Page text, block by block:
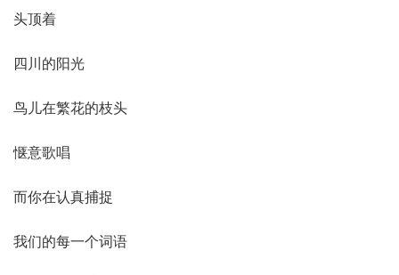
头顶着
四川的阳光
鸟儿在繁花的枝头
惬意歌唱
而你在认真捕捉
我们的每一个词语